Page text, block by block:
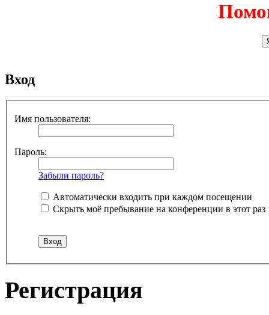
Вход
Имя пользователя:
Пароль:
Забыли пароль?
Автоматически входить при каждом посещении
Скрыть моё пребывание на конференции в этот раз
Регистрация